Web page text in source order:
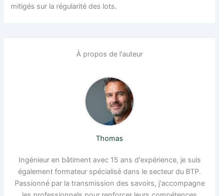
mitigés sur la régularité des lots.
À propos de l'auteur
Thomas
Ingénieur en bâtiment avec 15 ans d'expérience, je suis
également formateur spécialisé dans le secteur du BTP.
Passionné par la transmission des savoirs, j'accompagne